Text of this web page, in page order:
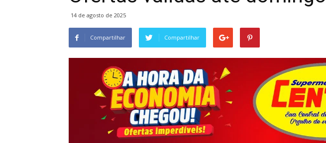
14 de agosto de 2025
Compartilhar Compartilhar